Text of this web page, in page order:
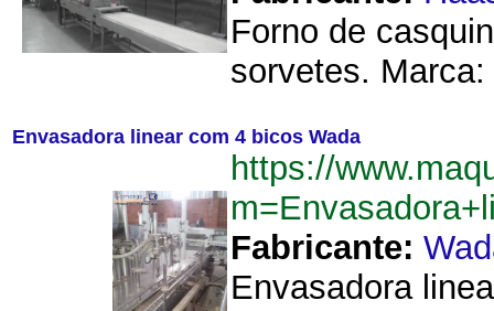
Forno de
sorvetes.
Envasadora linear com 4 bicos Wada
https://
Fabricante:
Envasadora